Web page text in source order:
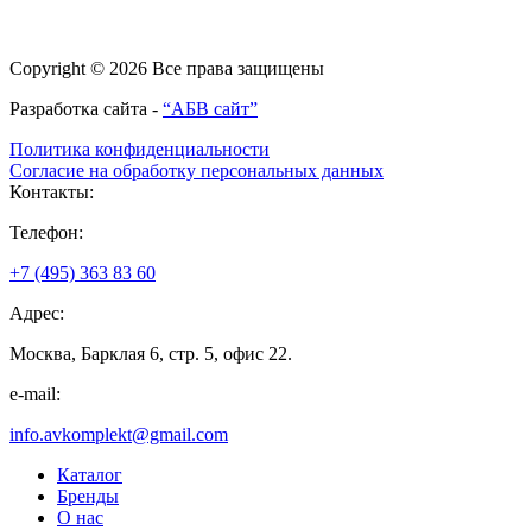
Copyright © 2026 Все права защищены
Разработка сайта - “АБВ сайт”
Политика конфиденциальности
Согласие на обработку персональных данных
Контакты:
Телефон:
+7 (495) 363 83 60
Адрес:
Москва, Барклая 6, стр. 5, офис 22.
e-mail:
info.avkomplekt@gmail.com
Каталог
Бренды
О нас